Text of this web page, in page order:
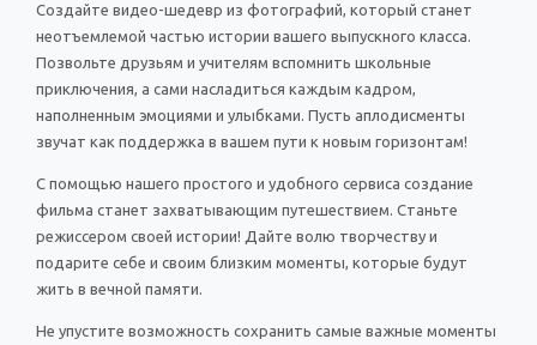
Создайте видео-шедевр из фотографий, который станет
неотъемлемой частью истории вашего выпускного класса.
Позвольте друзьям и учителям вспомнить школьные
приключения, а сами насладиться каждым кадром,
наполненным эмоциями и улыбками. Пусть аплодисменты
звучат как поддержка в вашем пути к новым горизонтам!
С помощью нашего простого и удобного сервиса создание
фильма станет захватывающим путешествием. Станьте
режиссером своей истории! Дайте волю творчеству и
подарите себе и своим близким моменты, которые будут
жить в вечной памяти.
Не упустите возможность сохранить самые важные моменты